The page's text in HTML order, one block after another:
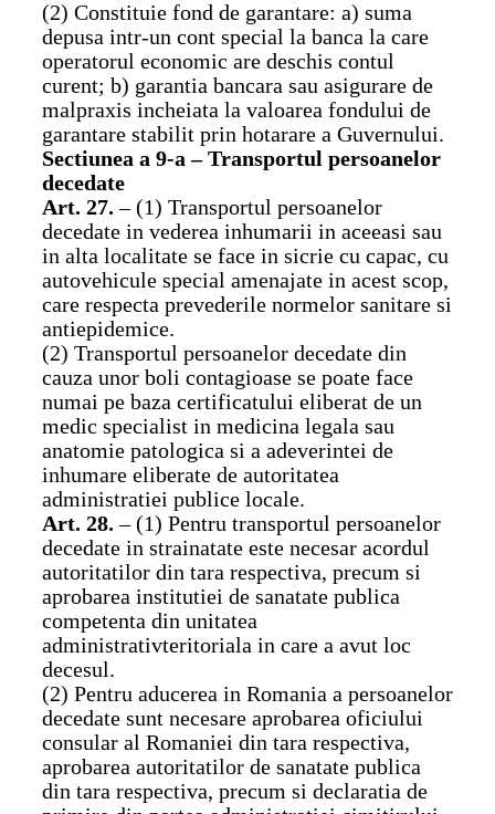
(2) Constituie fond de garantare: a) suma
depusa intr-un cont special la banca la care
operatorul economic are deschis contul
curent; b) garantia bancara sau asigurare de
malpraxis incheiata la valoarea fondului de
garantare stabilit prin hotarare a Guvernului.
Sectiunea a 9-a – Transportul persoanelor
decedate
Art. 27. – (1) Transportul persoanelor
decedate in vederea inhumarii in aceeasi sau
in alta localitate se face in sicrie cu capac, cu
autovehicule special amenajate in acest scop,
care respecta prevederile normelor sanitare si
antiepidemice.
(2) Transportul persoanelor decedate din
cauza unor boli contagioase se poate face
numai pe baza certificatului eliberat de un
medic specialist in medicina legala sau
anatomie patologica si a adeverintei de
inhumare eliberate de autoritatea
administratiei publice locale.
Art. 28. – (1) Pentru transportul persoanelor
decedate in strainatate este necesar acordul
autoritatilor din tara respectiva, precum si
aprobarea institutiei de sanatate publica
competenta din unitatea
administrativteritoriala in care a avut loc
decesul.
(2) Pentru aducerea in Romania a persoanelor
decedate sunt necesare aprobarea oficiului
consular al Romaniei din tara respectiva,
aprobarea autoritatilor de sanatate publica
din tara respectiva, precum si declaratia de